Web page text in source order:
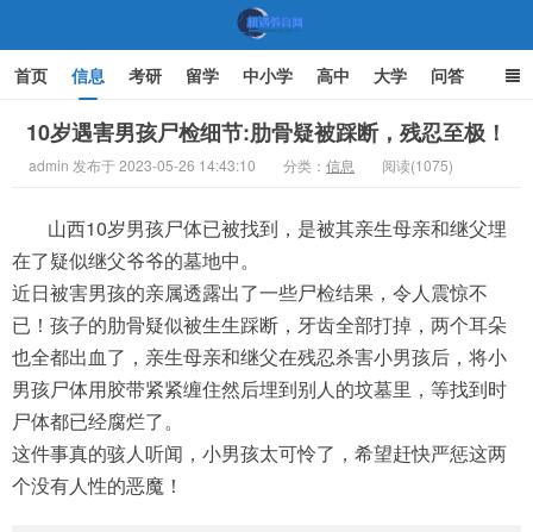
首页 信息 考研 留学 中小学 高中 大学 问答
文化 家庭教育
10岁遇害男孩尸检细节:肋骨疑被踩断，残忍至极！
admin 发布于 2023-05-26 14:43:10 分类： 信息 阅读(1075)
山西10岁男孩尸体已被找到，是被其亲生母亲和继父埋
在了疑似继父爷爷的墓地中。
近日被害男孩的亲属透露出了一些尸检结果，令人震惊不
已！孩子的肋骨疑似被生生踩断，牙齿全部打掉，两个耳朵
也全都出血了，亲生母亲和继父在残忍杀害小男孩后，将小
男孩尸体用胶带紧紧缠住然后埋到别人的坟墓里，等找到时
尸体都已经腐烂了。
这件事真的骇人听闻，小男孩太可怜了，希望赶快严惩这两
个没有人性的恶魔！